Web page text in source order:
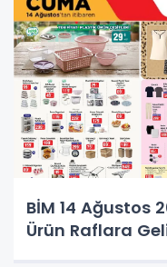
BİM 14 Ağustos
Ürün Raflara